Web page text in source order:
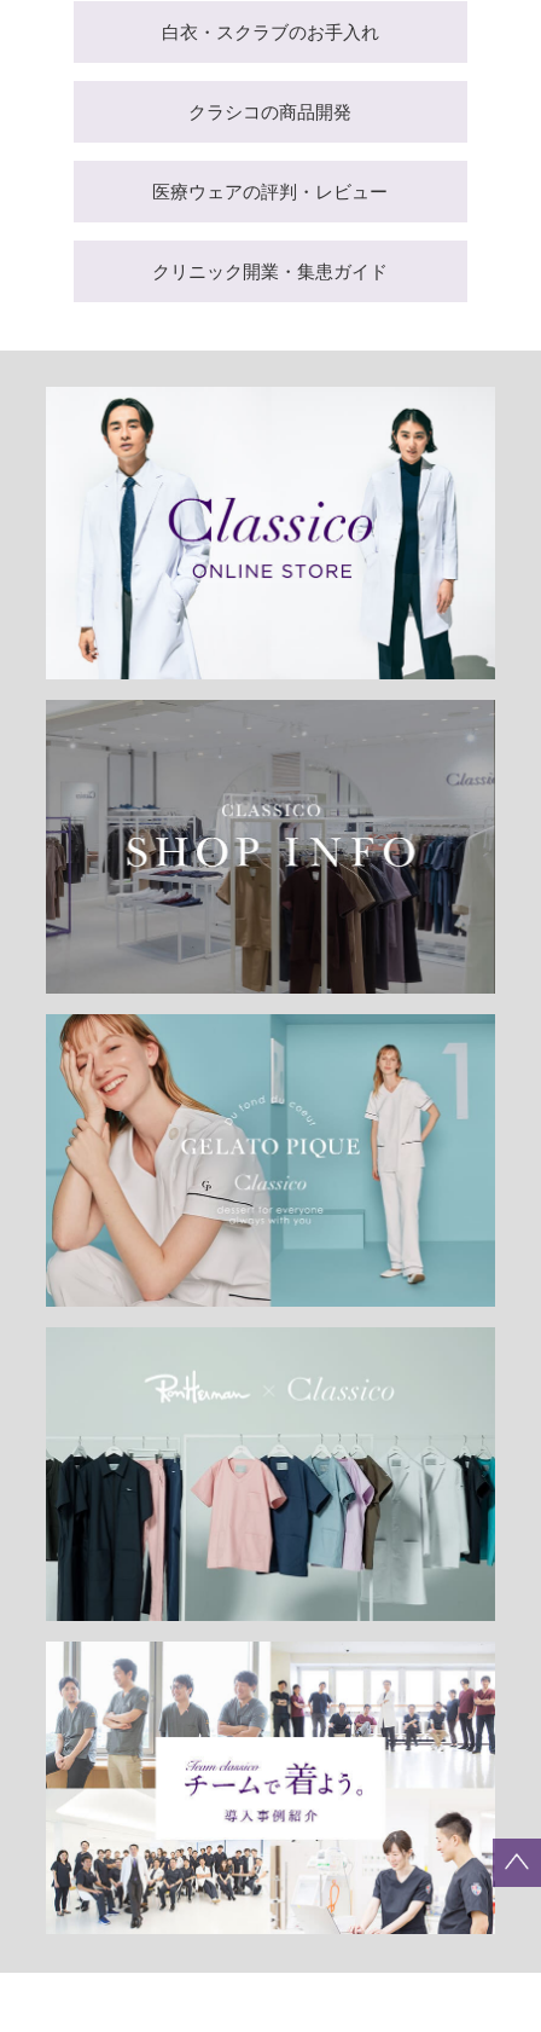
白衣・スクラブのお手入れ
クラシコの商品開発
医療ウェアの評判・レビュー
クリニック開業・集患ガイド